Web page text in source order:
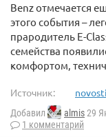
Benz отмечается
этого события –
прародитель E-
семейства
комфортом,
Источник:
Добавил almis29
1 комментарий